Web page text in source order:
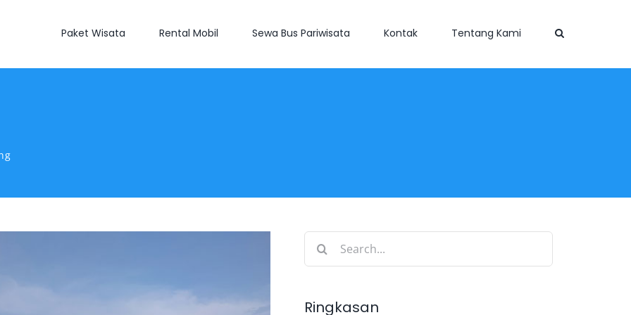
Paket Wisata Rental Mobil Sewa Bus Pariwisata Kontak Tentang Kami
Search
Ringkasan